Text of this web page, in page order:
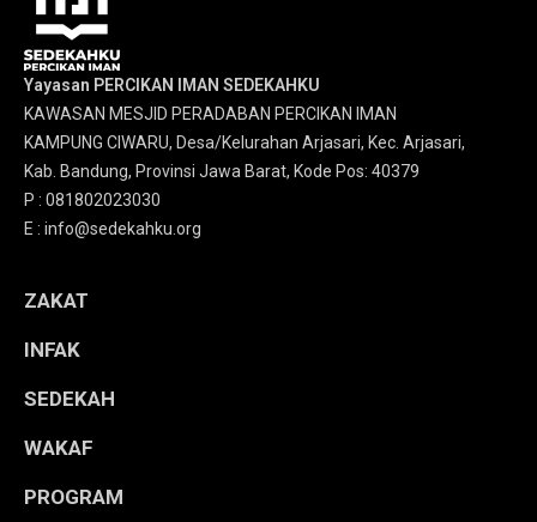
Yayasan PERCIKAN IMAN SEDEKAHKU
KAWASAN MESJID PERADABAN PERCIKAN IMAN
KAMPUNG CIWARU, Desa/Kelurahan Arjasari, Kec. Arjasari,
Kab. Bandung, Provinsi Jawa Barat, Kode Pos: 40379
P : 081802023030
E : info@sedekahku.org
ZAKAT
INFAK
SEDEKAH
WAKAF
PROGRAM